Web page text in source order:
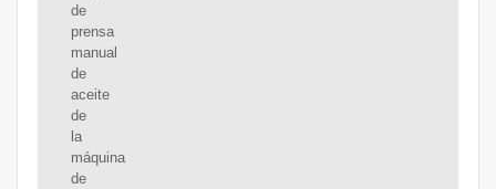
de
prensa
manual
de
aceite
de
la
máquina
de